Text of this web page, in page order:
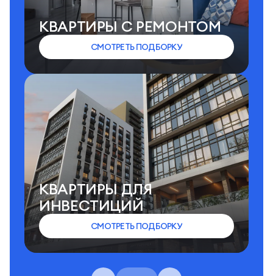
КВАРТИРЫ C РЕМОНТОМ
СМОТРЕТЬ ПОДБОРКУ
КВАРТИРЫ ДЛЯ
ИНВЕСТИЦИЙ
СМОТРЕТЬ ПОДБОРКУ